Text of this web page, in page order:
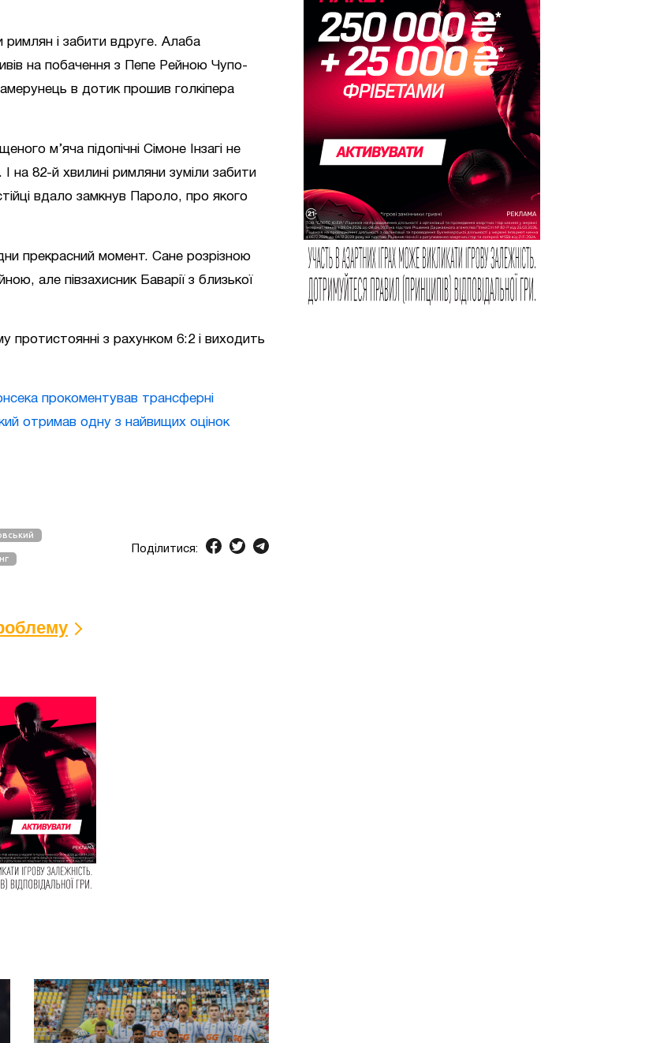
римлян і забити вдруге. Алаба
на побачення з Пепе Рейною Чупо-
в дотик прошив голкіпера
м’яча підопічні Сімоне Інзагі не
на 82-й хвилині римляни зуміли забити
вдало замкнув Пароло, про якого
прекрасний момент. Сане розрізною
але півзахисник Баварії з близької
протистоянні з рахунком 6:2 і виходить
прокоментував трансферні
отримав одну з найвищих оцінок
Поділитися: